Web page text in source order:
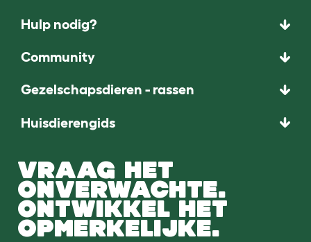
Hulp nodig?
Community
Gezelschapsdieren - rassen
Huisdierengids
VRAAG HET
ONVERWACHTE.
ONTWIKKEL HET
OPMERKELIJKE.